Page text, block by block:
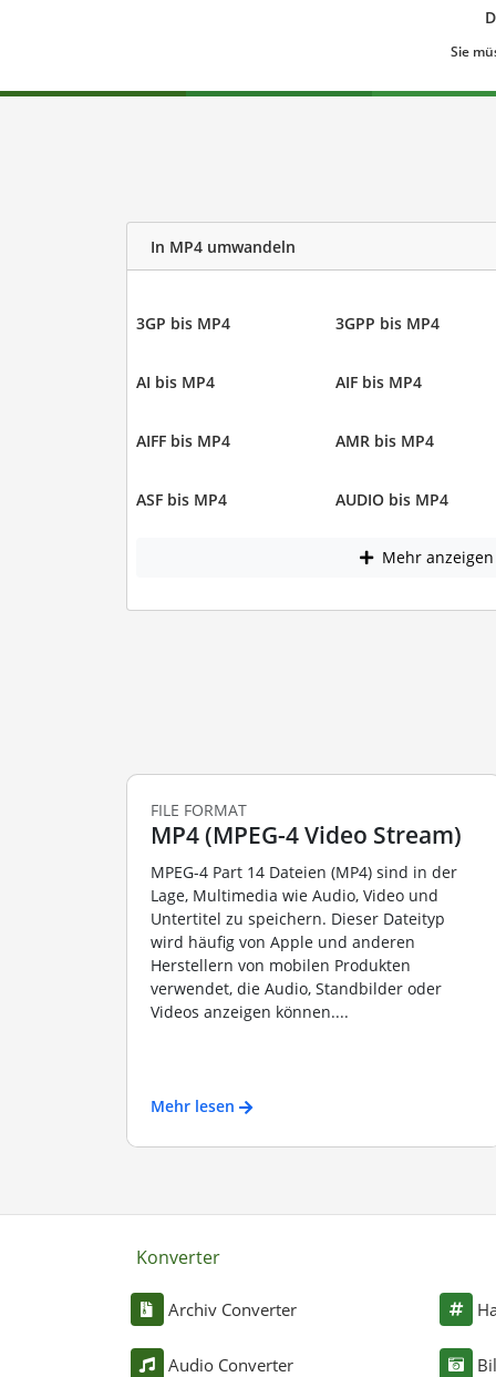
Sie
In MP4 umwandeln
3GP bis MP4 3GPP bis MP4
AI bis MP4 AIF bis MP4
AIFF bis MP4 AMR bis MP4
ASF bis MP4 AUDIO bis MP4
Mehr anzeigen
FILE FORMAT
MP4 (MPEG-4 Video Stream)
MPEG-4 Part 14 Dateien (MP4) sind in der
Lage, Multimedia wie Audio, Video und
Untertitel zu speichern. Dieser Dateityp
wird häufig von Apple und anderen
Herstellern von mobilen Produkten
verwendet, die Audio, Standbilder oder
Videos anzeigen können....
Mehr lesen
Konverter
Archiv Converter
Audio Converter